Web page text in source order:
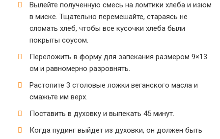
Вылейте полученную смесь на ломтики хлеба и изюм
в миске. Тщательно перемешайте, стараясь не
сломать хлеб, чтобы все кусочки хлеба были
покрыты соусом.
Переложить в форму для запекания размером 9×13
см и равномерно разровнять.
Растопите 3 столовые ложки веганского масла и
смажьте им верх.
Поставить в духовку и выпекать 45 минут.
Когда пудинг выйдет из духовки, он должен быть